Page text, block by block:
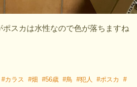
スカは水性なので色が落ちますね
#カラス #畑 #56歳 #鳥 #犯人 #ポスカ #